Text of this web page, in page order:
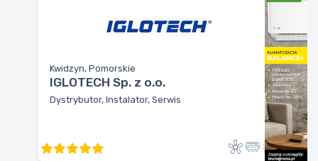
Kwidzyn, Pomorskie
IGLOTECH Sp. z o.o.
Dystrybutor, Instalator, Serwis